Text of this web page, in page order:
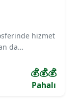
hizmet
da
mutfağı, meze
Sohbet
💰💰💰
Pahalı